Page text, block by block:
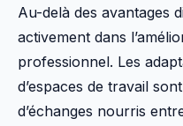
Au-delà des avantages
activement dans
professionnel. Les
d’espaces de travail
d’échanges nourris